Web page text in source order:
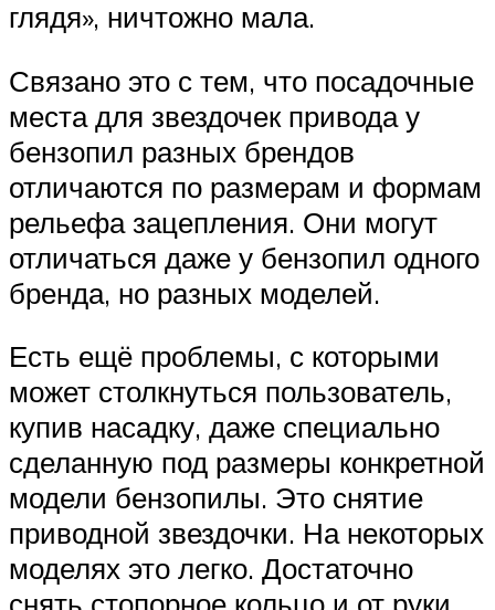
глядя», ничтожно мала.
Связано это с тем, что посадочные
места для звездочек привода у
бензопил разных брендов
отличаются по размерам и формам
рельефа зацепления. Они могут
отличаться даже у бензопил одного
бренда, но разных моделей.
Есть ещё проблемы, с которыми
может столкнуться пользователь,
купив насадку, даже специально
сделанную под размеры конкретной
модели бензопилы. Это снятие
приводной звездочки. На некоторых
моделях это легко. Достаточно